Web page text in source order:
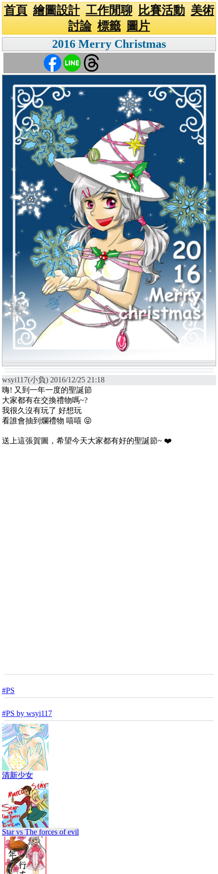
首頁 繪圖設計 工作閒聊 比賽活動 美術
討論 標籤
圖片
2016 Merry Christmas
wsyi117(小負) 2016/12/25 21:18
嗨! 又到一年一度的聖誕節
大家都有在交換禮物嗎~?
我很久沒有玩了 好想玩
看誰會抽到爛禮物 嘻嘻 😝
送上這張賀圖，希望今天大家都有好的聖誕節~ ❤️
#PS
#PS by wsyi117
清新少女
Star vs The forces of evil